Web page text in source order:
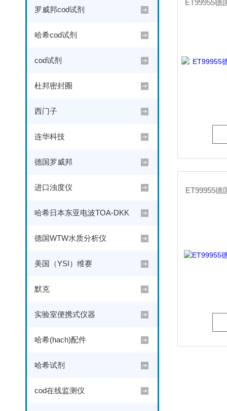
罗威邦cod试剂
哈希cod试剂
cod试剂
杜邦密封圈
西门子
连华科技
德国罗威邦
进口浊度仪
哈希日本东亚电波TOA-DKK
德国WTW水质分析仪
美国（YSI）维赛
默克
实验室便携式仪器
哈希(hach)配件
哈希试剂
cod在线监测仪
ET99955德